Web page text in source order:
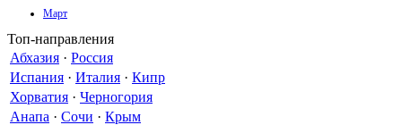
Март
Топ-направления
Абхазия · Россия
Испания · Италия · Кипр
Хорватия · Черногория
Анапа · Сочи · Крым